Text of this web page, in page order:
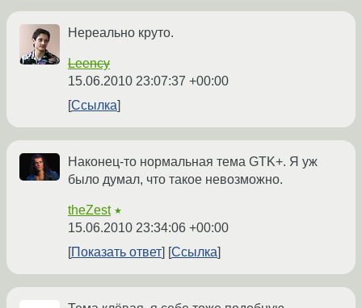
Нереально круто.
Leency
15.06.2010 23:07:37 +00:00
Ссылка
Наконец-то нормальная тема GTK+. Я уж
было думал, что такое невозможно.
theZest ★
15.06.2010 23:34:06 +00:00
Показать ответ
Ссылка